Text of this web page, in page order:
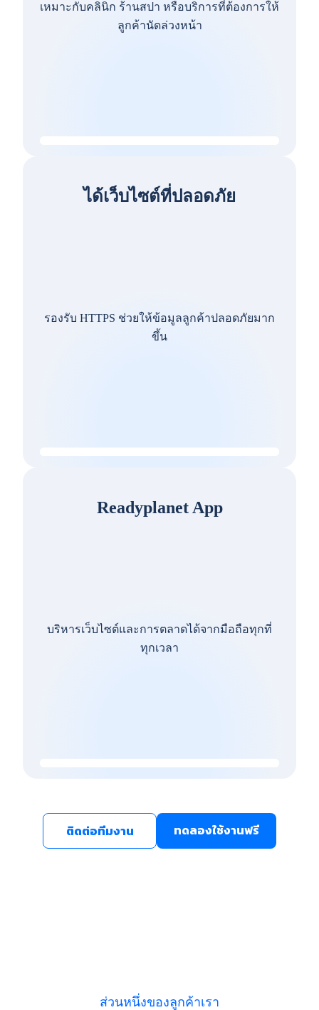
เหมาะกับคลินิก ร้านสปา หรือบริการที่ต้องการให้
ลูกค้านัดล่วงหน้า
ได้เว็บไซต์ที่ปลอดภัย
รองรับ HTTPS ช่วยให้ข้อมูลลูกค้าปลอดภัยมาก
ขึ้น
Readyplanet App
บริหารเว็บไซต์และการตลาดได้จากมือถือทุกที่
ทุกเวลา
ติดต่อทีมงาน ทดลองใช้งานฟรี
ส่วนหนึ่งของลูกค้าเรา